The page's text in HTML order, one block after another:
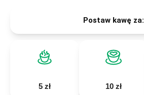
Postaw kawę za:
5 zł 10 zł